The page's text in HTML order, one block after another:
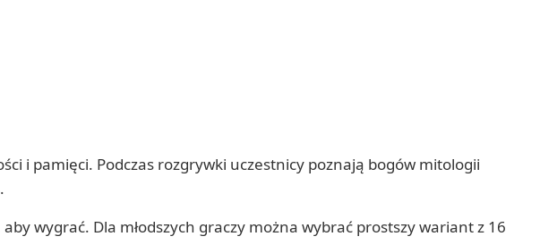
i pamięci. Podczas rozgrywki uczestnicy poznają bogów mitologii
wygrać. Dla młodszych graczy można wybrać prostszy wariant z 16